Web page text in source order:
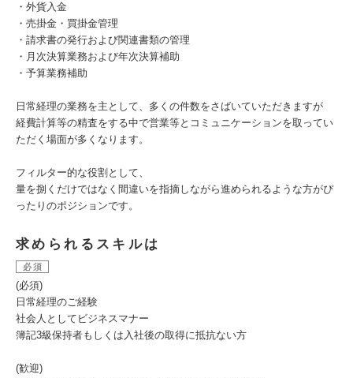
・外貨入金
・売掛金・買掛金管理
・請求書の発行および関連書類の管理
・月次決算業務および年次決算補助
・予算業務補助
日常経理の業務を主として、多くの件数をさばいていただきますが
経費計算等の精査をする中で営業等とコミュニケーションを取ってい
ただく場面が多くなります。
フィルター的な役割として、
量を捌くだけではなく間違いを指摘しながら進められるような方がぴ
ったりのポジションです。
求められるスキルは
必須
(必須)
日常経理のご経験
社会人としてビジネスマナー
簿記3級保持者もしくは入社後の取得に抵抗ない方
(歓迎)